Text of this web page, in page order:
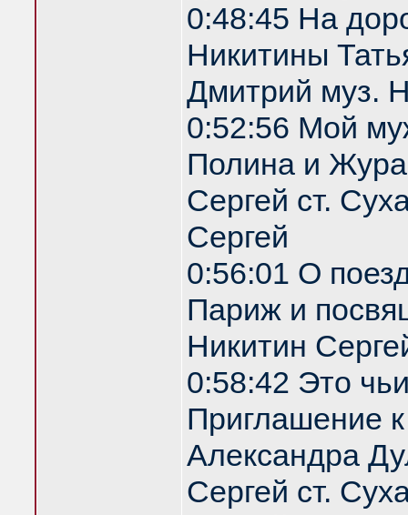
0:48:45 На
Никитины
Дмитрий муз.
0:52:56 Мой
Полина и
Сергей ст.
Сергей
0:56:01 О
Париж и
Никитин
0:58:42 Это
Приглашение
Александра
Сергей ст.